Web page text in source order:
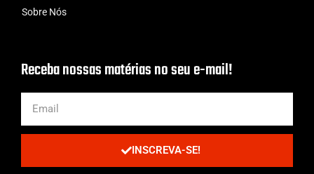
Sobre Nós
Receba nossas matérias no seu e-mail!
INSCREVA-SE!